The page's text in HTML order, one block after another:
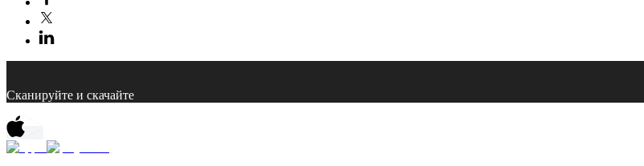
Сканируйте и скачайте